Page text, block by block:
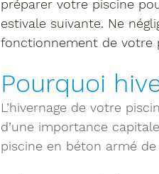
préparer votre piscine
estivale suivante. Ne
fonctionnement de votre
Pourquoi
L’hivernage de votre
d’une importance
piscine en béton armé